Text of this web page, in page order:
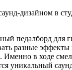
дизайном в
педалборд для
разные эффекты
Именно в ходе
уникальный